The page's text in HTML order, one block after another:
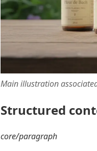
Main illustration
Structured
core/paragraph